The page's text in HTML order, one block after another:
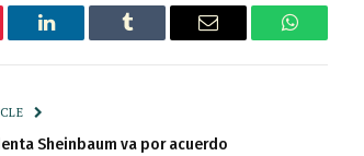
LinkedIn Tumblr Email WhatsApp
Sheinbaum va por acuerdo